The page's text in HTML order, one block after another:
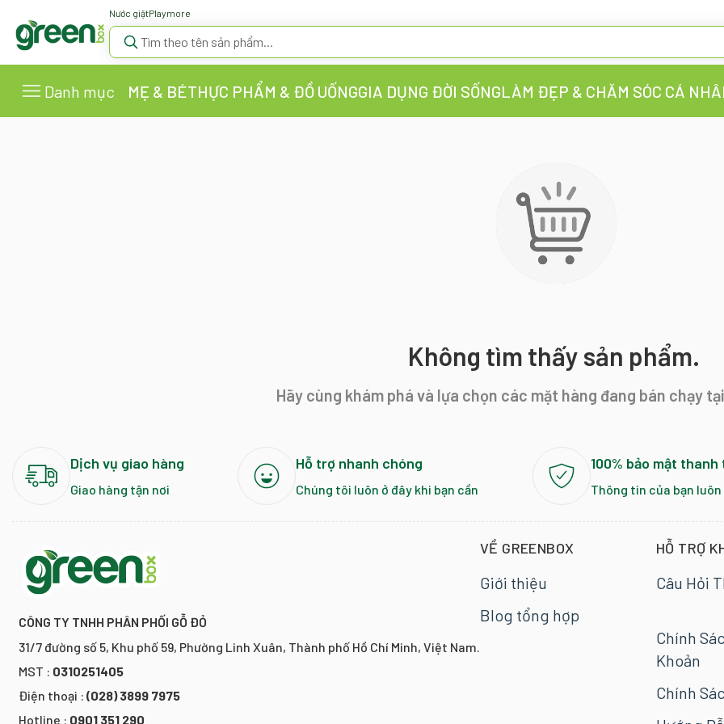
Nước giặtPlaymore
Danh mục MẸ & BÉTHỰC PHẨM & ĐỒ UỐNGGIA DỤNG ĐỜI SỐNGLÀM ĐẸP & CHĂM SÓC CÁ
Không tìm thấy sản phẩm.
Hãy cùng khám phá và lựa chọn các mặt hàng đang bán chạy
Dịch vụ giao hàng
Giao hàng tận nơi
Hỗ trợ nhanh chóng
Chúng tôi luôn ở đây khi bạn cần
100% bảo mật thanh
Thông tin của bạn
CÔNG TY TNHH PHÂN PHỐI GỖ ĐỎ
31/7 đường số 5, Khu phố 59, Phường Linh Xuân, Thành phố Hồ Chí Minh, Việt Nam.
MST : 0310251405
Điện thoại : (028) 3899 7975
Hotline : 0901 351 290
VỀ GREENBOX
Giới thiệu
Blog tổng hợp
HỖ TRỢ
Câu Hỏi
Chính
Khoản
Chính